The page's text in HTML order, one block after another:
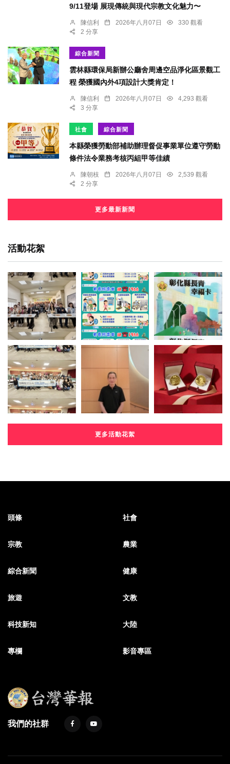
9/11登場 展現傳統與現代宗教文化魅力〜
陳信利 2026年八月07日
330 觀看
2 分享
綜合新聞
雲林縣環保局新辦公廳舍周邊空品淨化區景觀工
程 榮獲國內外4項設計大獎肯定！
陳信利 2026年八月07日
4,293 觀看
3 分享
社會 綜合新聞
本縣榮獲勞動部補助辦理督促事業單位遵守勞動
條件法令業務考核丙組甲等佳績
陳朝枝 2026年八月07日
2,539 觀看
2 分享
更多最新新聞
活動花絮
更多活動花絮
頭條 社會
宗教 農業
綜合新聞 健康
旅遊 文教
科技新知 大陸
專欄 影音專區
我們的社群